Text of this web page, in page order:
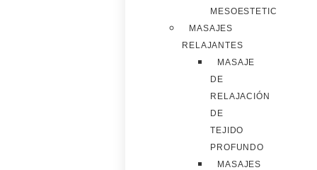
MESOESTETIC
MASAJES
RELAJANTES
MASAJE
DE
RELAJACIÓN
DE
TEJIDO
PROFUNDO
MASAJES